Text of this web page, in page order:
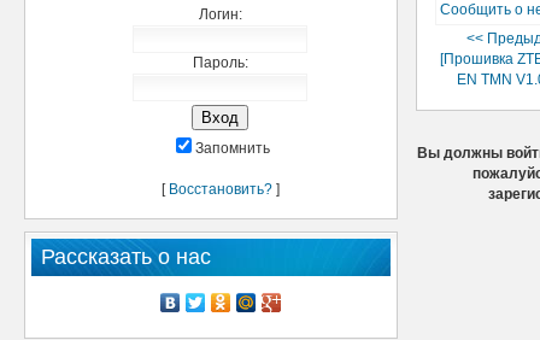
Логин:
Пароль:
Запомнить
[ Восстановить?]
Рассказать о нас
Сообщить о
<<
[Прошивка
EN TMN
Вы должны